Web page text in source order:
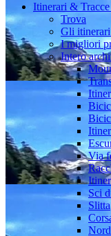
Itinerari & Tracce
Trova
Gli
I migliori
Intero
Via
Sci
Slitta